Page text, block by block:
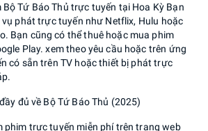
Bộ Tứ Báo Thủ trực tuyến tại Hoa Kỳ Bạn
phát trực tuyến như Netflix, Hulu hoặc
Bạn cũng có thể thuê hoặc mua phim
Play. xem theo yêu cầu hoặc trên ứng
có sẵn trên TV hoặc thiết bị phát trực
đủ về Bộ Tứ Báo Thủ (2025)
phim trực tuyến miễn phí trên trang web